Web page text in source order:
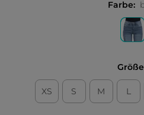
Farbe:
XS S M L